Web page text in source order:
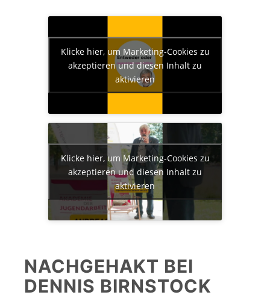
Klicke hier, um Marketing-Cookies zu
akzeptieren und diesen Inhalt zu
aktivieren
Klicke hier, um Marketing-Cookies zu
akzeptieren und diesen Inhalt zu
aktivieren
NACHGEHAKT BEI
DENNIS BIRNSTOCK